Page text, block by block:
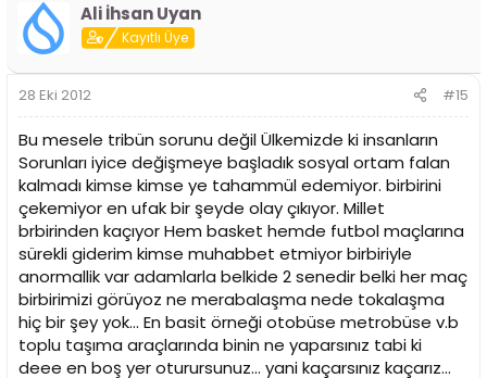
Ali İhsan Uyan
Kayıtlı Üye
28 Eki 2012 #15
Bu mesele tribün sorunu değil Ülkemizde ki insanların
Sorunları iyice değişmeye başladık sosyal ortam falan
kalmadı kimse kimse ye tahammül edemiyor. birbirini
çekemiyor en ufak bir şeyde olay çıkıyor. Millet
brbirinden kaçıyor Hem basket hemde futbol maçlarına
sürekli giderim kimse muhabbet etmiyor birbiriyle
anormallik var adamlarla belkide 2 senedir belki her maç
birbirimizi görüyoz ne merabalaşma nede tokalaşma
hiç bir şey yok... En basit örneği otobüse metrobüse v.b
toplu taşıma araçlarında binin ne yaparsınız tabi ki
deee en boş yer oturursunuz... yani kaçarsınız kaçarız...